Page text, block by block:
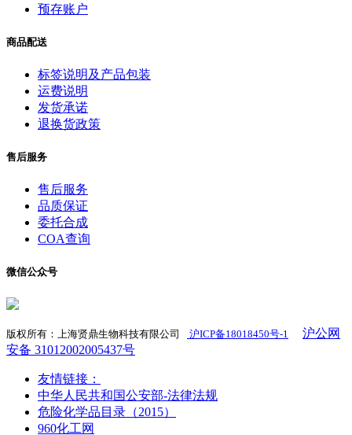
预存账户
商品配送
标签说明及产品包装
运费说明
发货承诺
退换货政策
售后服务
售后服务
品质保证
委托合成
COA查询
微信公众号
版权所有：上海贤鼎生物科技有限公司 沪ICP备18018450号-1
沪公网
安备 31012002005437号
友情链接：
中华人民共和国公安部-法律法规
危险化学品目录（2015）
960化工网